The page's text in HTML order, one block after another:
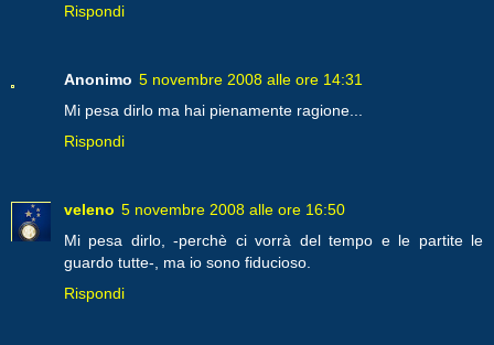
Rispondi
Anonimo 5 novembre 2008 alle ore 14:31
Mi pesa dirlo ma hai pienamente ragione...
Rispondi
veleno 5 novembre 2008 alle ore 16:50
Mi pesa dirlo, -perchè ci vorrà del tempo e le partite le
guardo tutte-, ma io sono fiducioso.
Rispondi